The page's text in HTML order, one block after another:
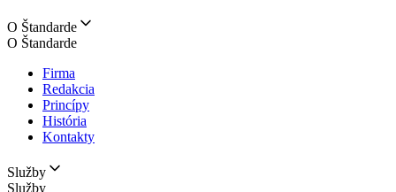
O Štandarde
O Štandarde
Firma
Redakcia
Princípy
História
Kontakty
Služby
Služby